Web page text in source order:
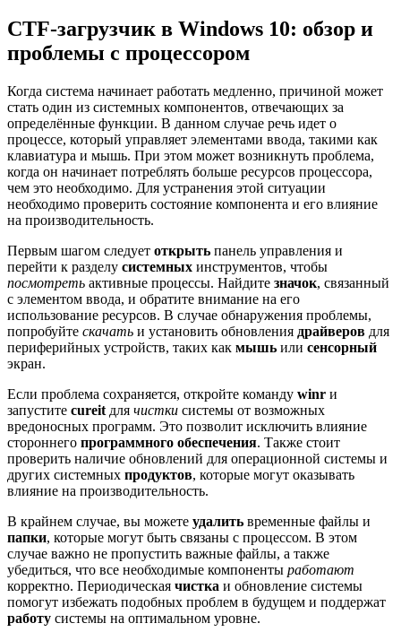
CTF-загрузчик в Windows 10: обзор и
проблемы с процессором
Когда система начинает работать медленно, причиной может
стать один из системных компонентов, отвечающих за
определённые функции. В данном случае речь идет о
процессе, который управляет элементами ввода, такими как
клавиатура и мышь. При этом может возникнуть проблема,
когда он начинает потреблять больше ресурсов процессора,
чем это необходимо. Для устранения этой ситуации
необходимо проверить состояние компонента и его влияние
на производительность.
Первым шагом следует открыть панель управления и
перейти к разделу системных инструментов, чтобы
посмотреть активные процессы. Найдите значок, связанный
с элементом ввода, и обратите внимание на его
использование ресурсов. В случае обнаружения проблемы,
попробуйте скачать и установить обновления драйверов для
периферийных устройств, таких как мышь или сенсорный
экран.
Если проблема сохраняется, откройте команду winr и
запустите cureit для чистки системы от возможных
вредоносных программ. Это позволит исключить влияние
стороннего программного обеспечения. Также стоит
проверить наличие обновлений для операционной системы и
других системных продуктов, которые могут оказывать
влияние на производительность.
В крайнем случае, вы можете удалить временные файлы и
папки, которые могут быть связаны с процессом. В этом
случае важно не пропустить важные файлы, а также
убедиться, что все необходимые компоненты работают
корректно. Периодическая чистка и обновление системы
помогут избежать подобных проблем в будущем и поддержат
работу системы на оптимальном уровне.